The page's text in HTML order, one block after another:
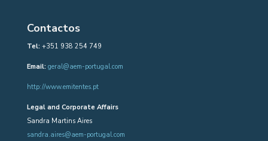
Contactos
Tel:+351 938 254 749
Email: geral@aem-portugal.com
http://www.emitentes.pt
Legal and Corporate Affairs
Sandra Martins Aires
sandra.aires@aem-portugal.com